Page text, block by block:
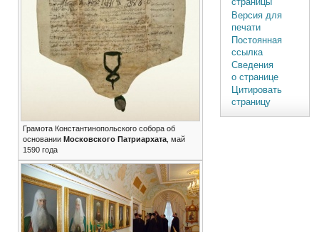
Грамота Константинопольского собора об
основании Московского Патриархата, май
1590 года
Версия для
печати
Постоянная
ссылка
Сведения
о странице
Цитировать
страницу